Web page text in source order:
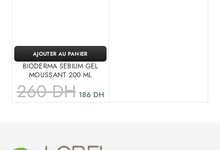
BIODERMA SEBIUM GEL
MOUSSANT 200 ML
260DH 186 DH
AJOUTER AU PANIER